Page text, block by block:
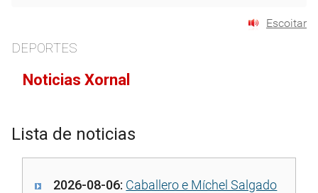
Escoitar
DEPORTES
Noticias Xornal
Lista de noticias
2026-08-06: Caballero e Míchel Salgado